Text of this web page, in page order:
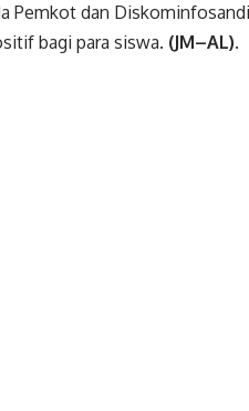
Pemkot dan
bagi para siswa. (JM–AL).